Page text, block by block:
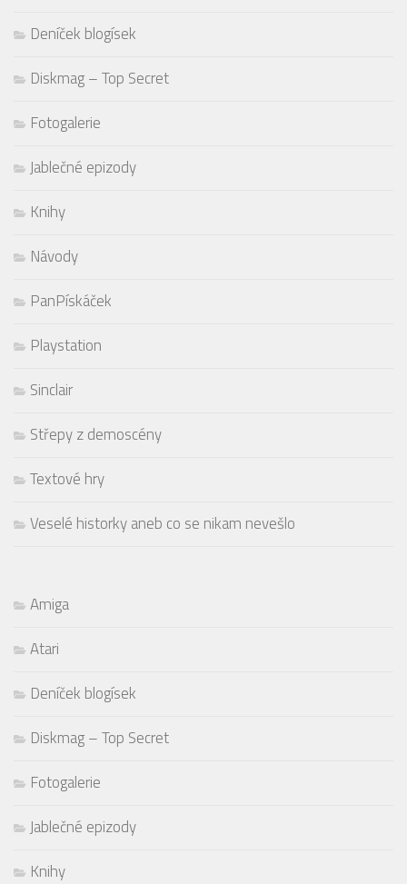
Deníček blogísek
Diskmag – Top Secret
Fotogalerie
Jablečné epizody
Knihy
Návody
PanPískáček
Playstation
Sinclair
Střepy z demoscény
Textové hry
Veselé historky aneb co se nikam nevešlo
Amiga
Atari
Deníček blogísek
Diskmag – Top Secret
Fotogalerie
Jablečné epizody
Knihy